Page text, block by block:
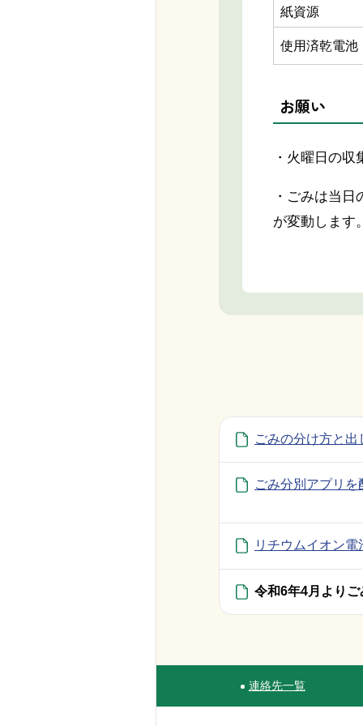
紙資源
使用済乾電池
お願い
・火曜日の
・ごみは当
が変動します
ごみの分け方と出
ごみ分別アプリを
リチウムイオン
令和6年4月より
Site Navigation
連絡先一覧